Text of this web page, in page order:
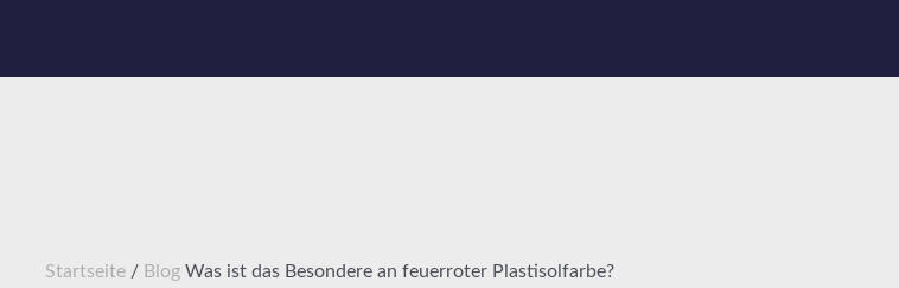
Startseite/ BlogWas ist das Besondere an feuerroter Plastisolfarbe?